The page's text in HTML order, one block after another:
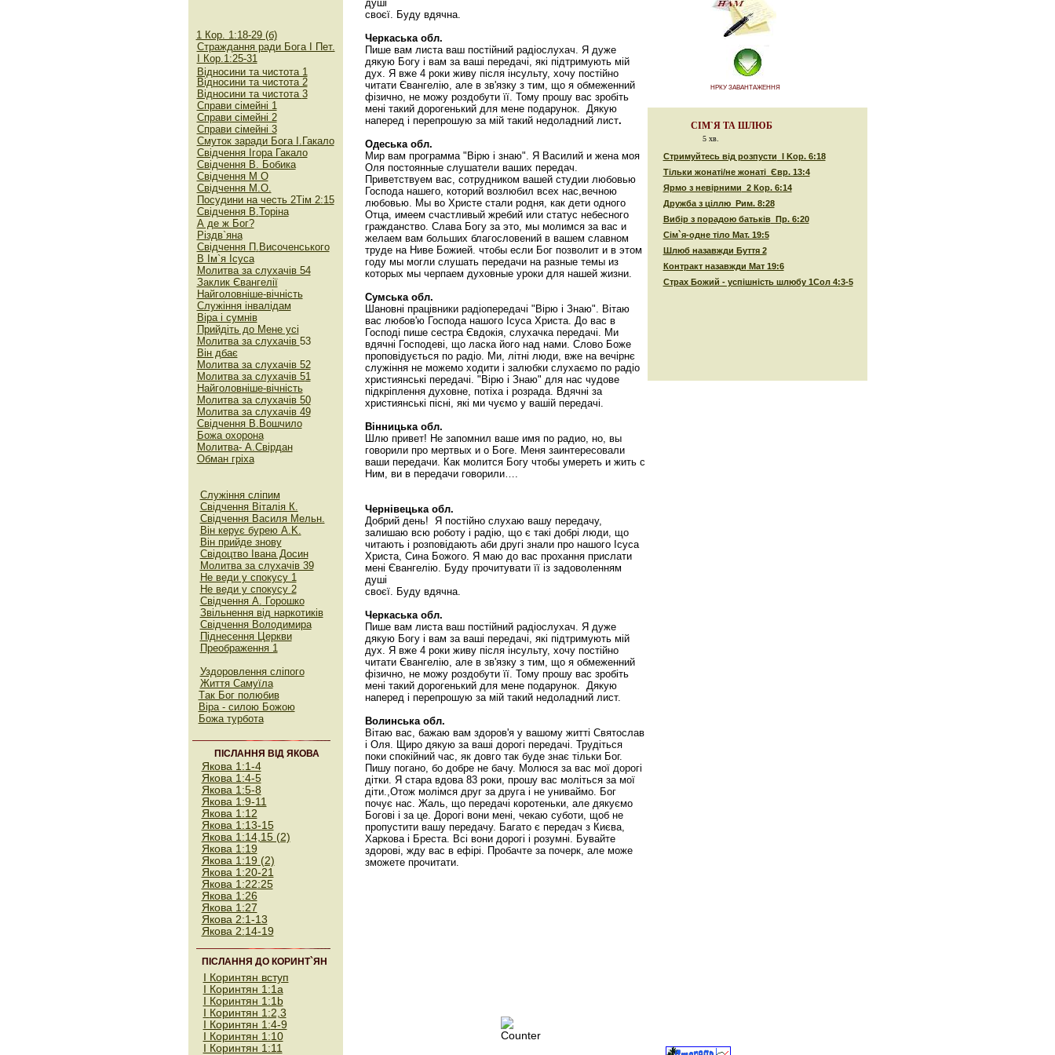
душі
своєї. Буду вдячнa.
Черкаська обл.
Пише вам листа ваш постійний радіослухач. Я дуже
дякую Богу і вам за ваші передачі, які підтримують мій
дух. Я вже 4 роки живу після інсульту, хочу постійно
читати Євангелію, але в зв'язку з тим, що я обмеженний
фізично, не можу роздобути її. Тому прошу вас зробіть
мені такий дорогенький для мене подарунок. Дякую
наперед і перепрошую за мій такий недоладний лист.
Одеська обл.
Мир вам программа "Вірю і знаю". Я Василий и жена моя
Оля постоянные слушатели ваших передач.
Приветствуем вас, сотрудником вашей студии любовью
Господа нашего, которий возлюбил всех нас,вечною
любовью. Мы во Христе стали родня, как дети одного
Отца, имеем счастливый жребий или статус небесного
гражданство. Слава Богу за это, мы молимся за вас и
желаем вам больших благословений в вашем славном
труде на Ниве Божией. чтобы если Бог позволит и в этом
году мы могли слушать передачи на разные темы из
которых мы черпаем духовные уроки для нашей жизни.
Сумська обл.
Шановні працівники радіопередачі "Вірю і Знаю". Вітаю
вас любов'ю Господа нашого Ісуса Христа. До вас в
Господі пише сестра Євдокія, слухачка передачі. Ми
вдячні Господеві, що ласка його над нами. Слово Боже
проповідується по радіо. Ми, літні люди, вже на вечірнє
служіння не можемо ходити і залюбки слухаємо по радіо
християнські передачі. "Вірю і Знаю" для нас чудове
підкріплення духовне, потіха і розрада. Вдячні за
християнські пісні, які ми чуємо у вашій передачі.
Вінницька обл.
Шлю привет! Не запомнил ваше имя по радио, но, вы
говорили про мертвых и о Боге. Меня заинтересовали
ваши передачи. Как молится Богу чтобы умереть и жить с
Ним, ви в передачи говорили….
Чернівецька обл.
Добрий день! Я постійно слухаю вашу передачу,
залишаю всю роботу і радію, що є такі добрі люди, що
читають і розповідають аби другі знали про нашого Ісуса
Христа, Сина Божого. Я маю до вас прохання прислати
мені Євангелію. Буду прочитувати її із задоволенням
душі
своєї. Буду вдячнa.
Черкаська обл.
Пише вам листа ваш постійний радіослухач. Я дуже
дякую Богу і вам за ваші передачі, які підтримують мій
дух. Я вже 4 роки живу після інсульту, хочу постійно
читати Євангелію, але в зв'язку з тим, що я обмеженний
фізично, не можу роздобути її. Тому прошу вас зробіть
мені такий дорогенький для мене подарунок. Дякую
наперед і перепрошую за мій такий недоладний лист.
Волинська обл.
Вітаю вас, бажаю вам здоров'я у вашому житті Святослав
і Оля. Щиро дякую за ваші дорогі передачі. Трудіться
поки спокійний час, як довго так буде знає тільки Бог.
Пишу погано, бо добре не бачу. Молюся за вас мої дорогі
дітки. Я стара вдова 83 роки, прошу вас моліться за мої
діти.,Отож молімся друг за друга і не униваймо. Бог
почує нас. Жаль, що передачі коротеньки, але дякуємо
Богові і за це. Дорогі вони мені, чекаю суботи, щоб не
пропустити вашу передачу. Багато є передач з Києва,
Харкова і Бреста. Всі вони дорогі і розумні. Бувайте
здорові, жду вас в ефірі. Пробачте за почерк, але може
зможете прочитати.
НРКУ ЗАВАНТАЖЕННЯ
Божа турбота
Tак Бог полюбив
Віра - силою Божою
Уздоровлення сліпого
Життя Самуїла
Піднесення Церкви
Преображення 1
Звільнення від наркотиків
Свідчення Володимира
Не веди у спокусу 1
Не веди у спокусу 2
Свідчення А. Горошко
Молитва за слухачів 39
Свідоцтво Iвана Досин
Він прийде знову
Служіння сліпим
Божа охорона
Свідчення Віталія К.
Свідчення Василя Мельн.
Він керує бурею A.K.
Обман гріха
Віра і сумнів
Справи сімейні 1
Справи сімейні 2
Справи сімейні 3
Свідчення В.Вошчило
Молитва- А.Свірдан
Заклик Євангелії
Молитва за слухачів 49
Молитва за слухачів 50
Найголовніше-вічність
Молитва за слухачів 51
Молитва за слухачів 52
Він дбає
Молитва за слухачів 53
Служіння інвалідам
Найголовніше-вічність
Прийдіть до Мене усі
Молитва за слухачів 54
В Ім`я Ісуса
Свідчення П . Височенського
Різдв`яна
А де ж Бог?
Свідчення В.Торіна
Свідчення В. Бобика
Посудини на честь 2Тім 2:15
Свідчення М.О.
Свідчення М О
Свідчення Ігора Гакало
Смуток заради БогаІ . Гакало
ПІСЛАННЯ ДО КОРИНТ`ЯН
Якова 1:1-4
Якова 1:4-5
Якова 1:5-8
Якова 1:9-11
Якова 1:12
Якова 1:13-15
Якова 1:14,15 (2)
Якова 1:19 (2)
Якова 1:19
Якова 1:20-21
Якова 1:22:25
Якова 1:26
Якова 1:27
Якова 2:1-13
Якова 2:14-19
ПІСЛАННЯ ВІД ЯКОВА
І Коринтян вступ
І Коринтян 1:1а
І Коринтян 1:1b
I Коринтян 1 :2,3
I Коринтян 1:4-9
І Коринтян 1:10
І Коринтян 1:11
Відносини та чистота2
Відносини та чистота 1
Відносини та чистота 3
І Кор.1:25-31
Страждання ради Бога І Пет.
1 Кор. 1:18-29 (б)
СІМ`Я ТА ШЛЮБ
5 хв.
Стримуйтесь від розпусти I Kop. 6:18
Тільки жонаті/не жонатіЄвр. 13:4
Ярмо з невірними 2 Кор. 6:14
Дружба з ціллюРим. 8:28
Вибір з порадою батьківПр. 6:20
Сім`я-одне тіло Мат. 19:5
Шлюб назавжди Буття 2
Контракт назавжди Мат 19:6
Страх Божий - успішність шлюбу 1Сол 4:3-5